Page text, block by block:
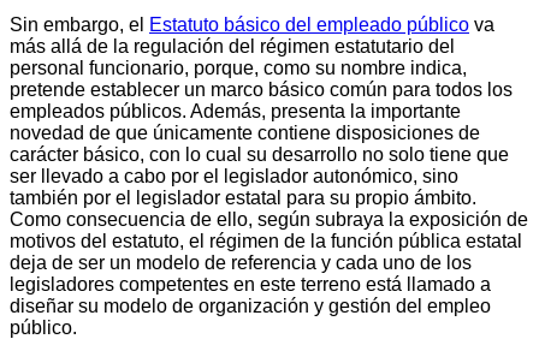
Sin embargo, el Estatuto básico del empleado público va
más allá de la regulación del régimen estatutario del
personal funcionario, porque, como su nombre indica,
pretende establecer un marco básico común para todos los
empleados públicos. Además, presenta la importante
novedad de que únicamente contiene disposiciones de
carácter básico, con lo cual su desarrollo no solo tiene que
ser llevado a cabo por el legislador autonómico, sino
también por el legislador estatal para su propio ámbito.
Como consecuencia de ello, según subraya la exposición de
motivos del estatuto, el régimen de la función pública estatal
deja de ser un modelo de referencia y cada uno de los
legisladores competentes en este terreno está llamado a
diseñar su modelo de organización y gestión del empleo
público.